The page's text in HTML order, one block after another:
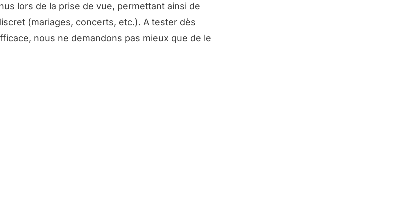
lors de la prise de vue, permettant ainsi de
(mariages, concerts, etc.). A tester dès
nous ne demandons pas mieux que de le